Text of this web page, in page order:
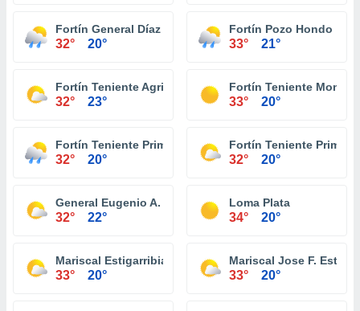
Fortín General Díaz
32° 20°
Fortín Pozo Hondo
33° 21°
Fortín Teniente Agripino Enciso
32° 23°
Fortín Teniente
33° 20°
Fortín Teniente Primero Buenaventura
32° 20°
Fortín Teniente
32° 20°
General Eugenio A. Garay
32° 22°
Loma Plata
34° 20°
Mariscal Estigarribia
33° 20°
Mariscal Jose F.
33° 20°